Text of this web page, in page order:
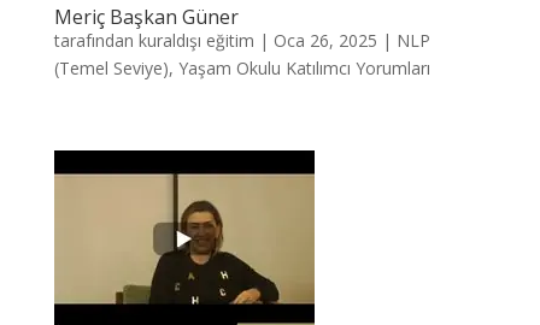
Meriç Başkan Güner
tarafından kuraldışı eğitim | Oca 26, 2025 | NLP
(Temel Seviye), Yaşam Okulu Katılımcı Yorumları